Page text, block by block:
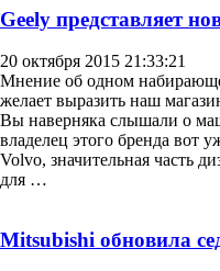
Geely представляет
20 октября 2015 21:33:21
Мнение об одном
желает выразить наш
Вы наверняка слышали о
владелец этого бренда вот
Volvo, значительная часть
для …
Mitsubishi обновила